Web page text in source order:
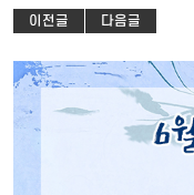
이전글 다음글